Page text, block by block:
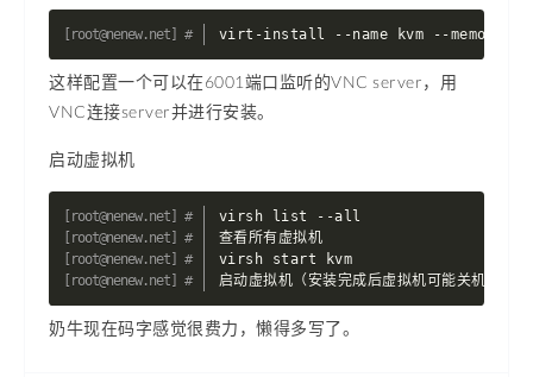
virt-install --name kvm --memory
这样配置一个可以在6001端口监听的VNC server，用
VNC连接server并进行安装。
启动虚拟机
virsh list --all
查看所有虚拟机
virsh start kvm
启动虚拟机（安装完成后虚拟机可能关机）
奶牛现在码字感觉很费力，懒得多写了。